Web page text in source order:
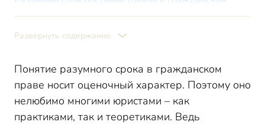
Развернуть содержание
Понятие разумного срока в гражданском
праве носит оценочный характер. Поэтому оно
нелюбимо многими юристами – как
практиками, так и теоретиками. Ведь